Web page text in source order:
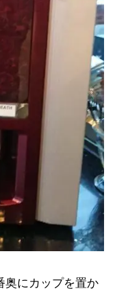
奥にカップを置か